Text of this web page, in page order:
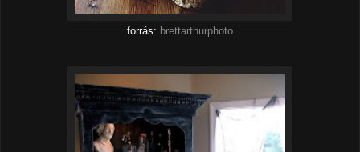
forrás: brettarthurphoto